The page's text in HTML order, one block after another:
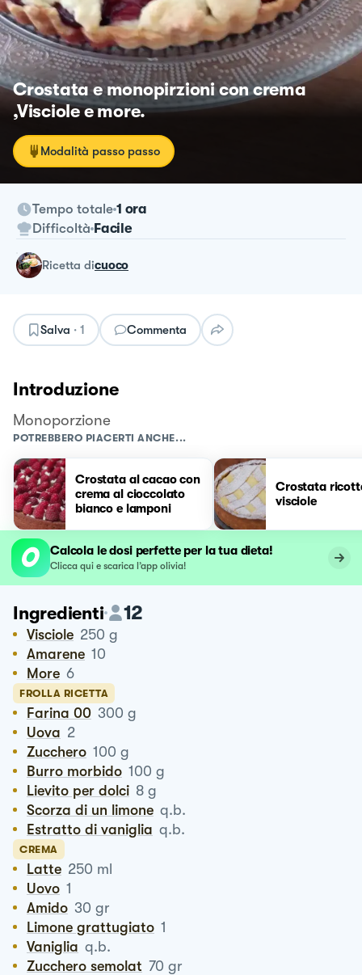
Crostata e monopirzioni con crema
,Visciole e more.
Modalità passo passo
Tempo totale 1 ora
Difficoltà Facile
ricetta dicuoco
Salva · 1 Commenta
Introduzione
Monoporzione
POTREBBERO PIACERTI ANCHE...
Crostata al cacao con
crema al cioccolato
bianco e lamponi
Crostata
visciole
Calcola le dosi perfette per la tua dieta!
Clicca qui e scarica l’app olivia!
Ingredienti 12
Visciole 250 g
Amarene 10
More 6
FROLLA RICETTA
Farina 00 300 g
Uova 2
Zucchero 100 g
Burro morbido 100 g
Lievito per dolci 8 g
Scorza di un limone q.b.
Estratto di vaniglia q.b.
CREMA
Latte 250 ml
Uovo 1
Amido 30 gr
Limone grattugiato 1
Vaniglia q.b.
Zucchero semolat 70 gr